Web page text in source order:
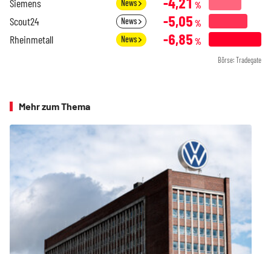
Siemens News %
Scout24 News -5,05 %
Rheinmetall News -6,85 %
Börse: Tradegate
Mehr zum Thema